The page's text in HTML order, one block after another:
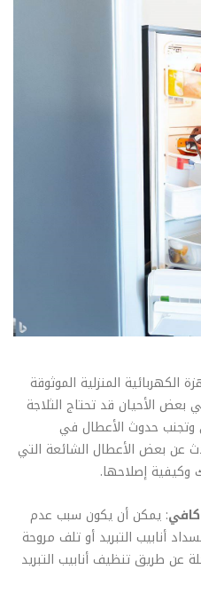
الكهربائية المنزلية الموثوقة
بعض الأحيان قد تحتاج الثلاجة
وتجنب حدوث الأعطال في
عن بعض الأعطال الشائعة التي
وكيفية إصلاحها.
: يمكن أن يكون سبب عدم
أنابيب التبريد أو تلف مروحة
عن طريق تنظيف أنابيب التبريد